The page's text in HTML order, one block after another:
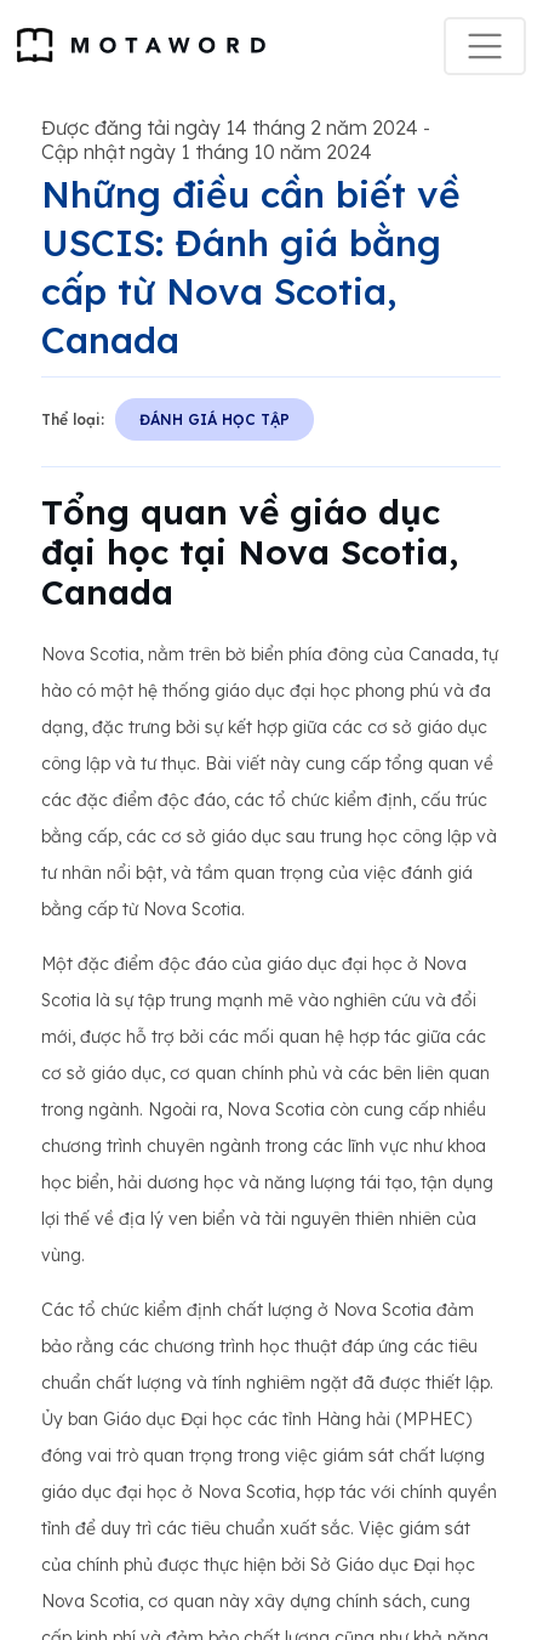
Được đăng tải ngày 14 tháng 2 năm 2024 -
Cập nhật ngày 1 tháng 10 năm 2024
Những điều cần biết về
USCIS: Đánh giá bằng
cấp từ Nova Scotia,
Canada
Thể loại: ĐÁNH GIÁ HỌC TẬP
Tổng quan về giáo dục
đại học tại Nova Scotia,
Canada
Nova Scotia, nằm trên bờ biển phía đông của Canada, tự
hào có một hệ thống giáo dục đại học phong phú và đa
dạng, đặc trưng bởi sự kết hợp giữa các cơ sở giáo dục
công lập và tư thục. Bài viết này cung cấp tổng quan về
các đặc điểm độc đáo, các tổ chức kiểm định, cấu trúc
bằng cấp, các cơ sở giáo dục sau trung học công lập và
tư nhân nổi bật, và tầm quan trọng của việc đánh giá
bằng cấp từ Nova Scotia.
Một đặc điểm độc đáo của giáo dục đại học ở Nova
Scotia là sự tập trung mạnh mẽ vào nghiên cứu và đổi
mới, được hỗ trợ bởi các mối quan hệ hợp tác giữa các
cơ sở giáo dục, cơ quan chính phủ và các bên liên quan
trong ngành. Ngoài ra, Nova Scotia còn cung cấp nhiều
chương trình chuyên ngành trong các lĩnh vực như khoa
học biển, hải dương học và năng lượng tái tạo, tận dụng
lợi thế về địa lý ven biển và tài nguyên thiên nhiên của
vùng.
Các tổ chức kiểm định chất lượng ở Nova Scotia đảm
bảo rằng các chương trình học thuật đáp ứng các tiêu
chuẩn chất lượng và tính nghiêm ngặt đã được thiết lập.
Ủy ban Giáo dục Đại học các tỉnh Hàng hải (MPHEC)
đóng vai trò quan trọng trong việc giám sát chất lượng
giáo dục đại học ở Nova Scotia, hợp tác với chính quyền
tỉnh để duy trì các tiêu chuẩn xuất sắc. Việc giám sát
của chính phủ được thực hiện bởi Sở Giáo dục Đại học
Nova Scotia, cơ quan này xây dựng chính sách, cung